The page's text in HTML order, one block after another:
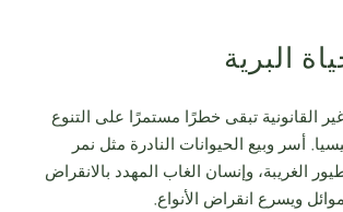
البرية
غير القانونية تبقى خطرًا مستمرًا على التنوع
أسر وبيع الحيوانات النادرة مثل نمر
الغريبة، وإنسان الغاب المهدد بالانقراض
ويسرع انقراض الأنواع.